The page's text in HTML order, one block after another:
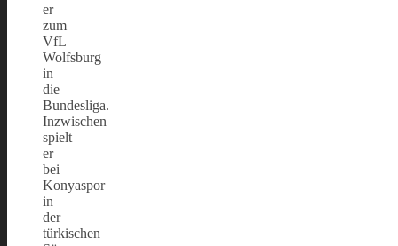
er
zum
VfL
Wolfsburg
in
die
Bundesliga.
Inzwischen
spielt
er
bei
Konyaspor
in
der
türkischen